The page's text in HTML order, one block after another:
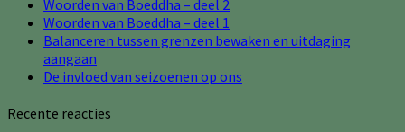
Woorden van Boeddha – deel 2
Woorden van Boeddha – deel 1
Balanceren tussen grenzen bewaken en uitdaging
aangaan
De invloed van seizoenen op ons
Recente reacties